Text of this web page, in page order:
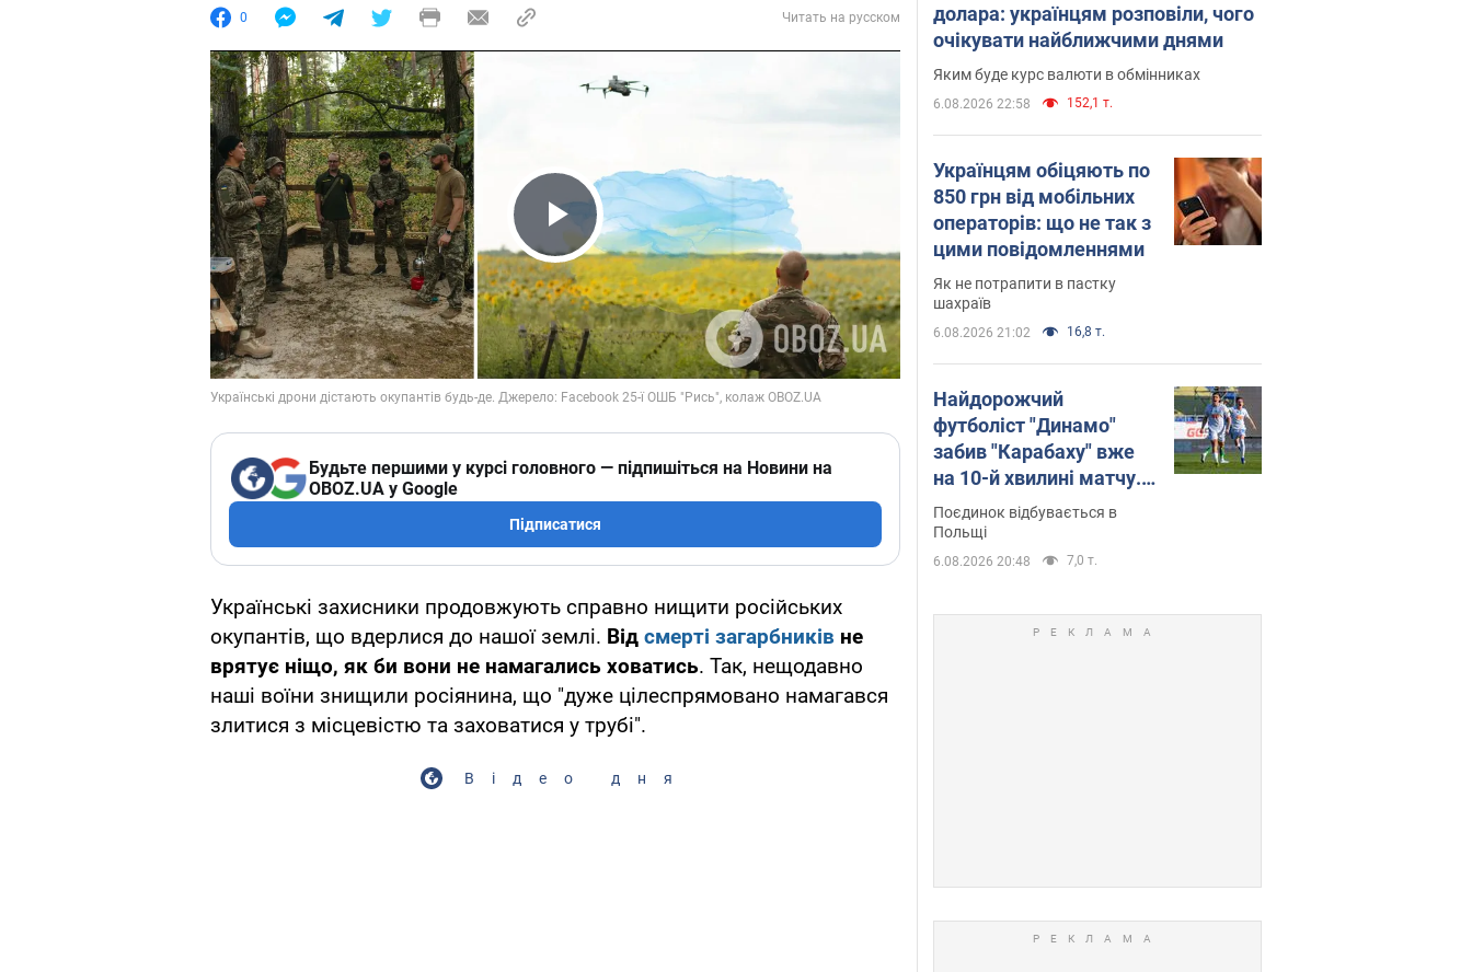
0 Читать на русском
Play Video
Будьте першими у курсі головного — підпишіться на Новини на
OBOZ.UA у Google
Підписатися
Українські захисники продовжують справно нищити російських
окупантів, що вдерлися до нашої землі. Від смерті загарбників не
врятує ніщо, як би вони не намагались ховатись. Так, нещодавно
наші воїни знищили росіянина, що "дуже цілеспрямовано намагався
злитися з місцевістю та заховатися у трубі".
Відео дня
долара: українцям розповіли, чого
очікувати найближчими днями
Яким буде курс валюти в обмінниках
6.08.2026 22:58 152,1 т.
Українцям обіцяють по
850 грн від мобільних
операторів: що не так з
цими повідомленнями
Як не потрапити в пастку
шахраїв
6.08.2026 21:02 16,8 т.
Найдорожчий
футболіст "Динамо"
забив "Карабаху" вже
на 10-й хвилині матчу.
Відео
Поєдинок відбувається в
Польщі
6.08.2026 20:48 7,0 т.